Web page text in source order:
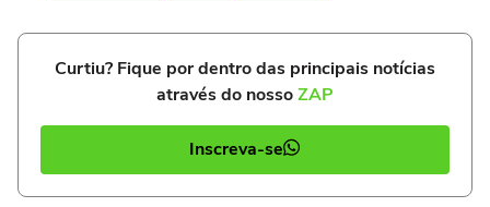
Curtiu? Fique por dentro das principais notícias
através do nossoZAP
Inscreva-se